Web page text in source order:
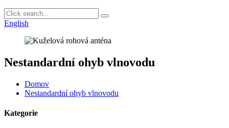
English
Nestandardní ohyb vlnovodu
Domov
Nestandardní ohyb vlnovodu
Kategorie